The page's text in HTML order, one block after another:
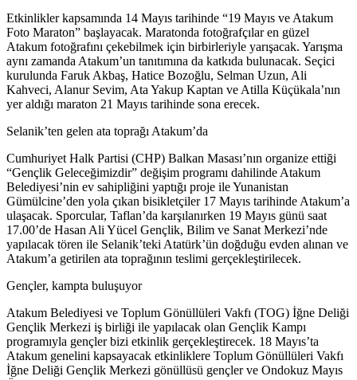
Etkinlikler kapsamında 14 Mayıs tarihinde “19 Mayıs ve Atakum
Foto Maraton” başlayacak. Maratonda fotoğrafçılar en güzel
Atakum fotoğrafını çekebilmek için birbirleriyle yarışacak. Yarışma
aynı zamanda Atakum’un tanıtımına da katkıda bulunacak. Seçici
kurulunda Faruk Akbaş, Hatice Bozoğlu, Selman Uzun, Ali
Kahveci, Alanur Sevim, Ata Yakup Kaptan ve Atilla Küçükala’nın
yer aldığı maraton 21 Mayıs tarihinde sona erecek.
Selanik’ten gelen ata toprağı Atakum’da
Cumhuriyet Halk Partisi (CHP) Balkan Masası’nın organize ettiği
“Gençlik Geleceğimizdir” değişim programı dahilinde Atakum
Belediyesi’nin ev sahipliğini yaptığı proje ile Yunanistan
Gümülcine’den yola çıkan bisikletçiler 17 Mayıs tarihinde Atakum’a
ulaşacak. Sporcular, Taflan’da karşılanırken 19 Mayıs günü saat
17.00’de Hasan Ali Yücel Gençlik, Bilim ve Sanat Merkezi’nde
yapılacak tören ile Selanik’teki Atatürk’ün doğduğu evden alınan ve
Atakum’a getirilen ata toprağının teslimi gerçekleştirilecek.
Gençler, kampta buluşuyor
Atakum Belediyesi ve Toplum Gönüllüleri Vakfı (TOG) İğne Deliği
Gençlik Merkezi iş birliği ile yapılacak olan Gençlik Kampı
programıyla gençler bizi etkinlik gerçekleştirecek. 18 Mayıs’ta
Atakum genelini kapsayacak etkinliklere Toplum Gönüllüleri Vakfı
İğne Deliği Gençlik Merkezi gönüllüsü gençler ve Ondokuz Mayıs